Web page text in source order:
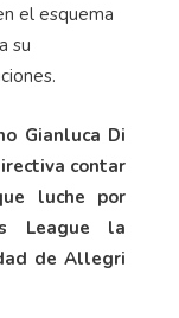
el esquema
su
Gianluca Di
contar
luche por
League la
de Allegri